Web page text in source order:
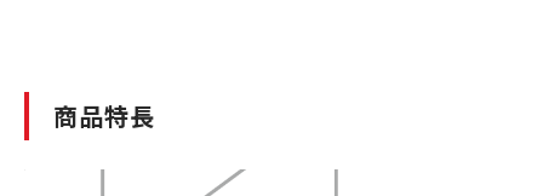
商品特長